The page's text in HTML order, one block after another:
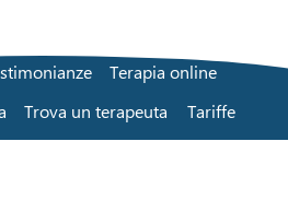
Terapia online
Trova un terapeuta
Tariffe